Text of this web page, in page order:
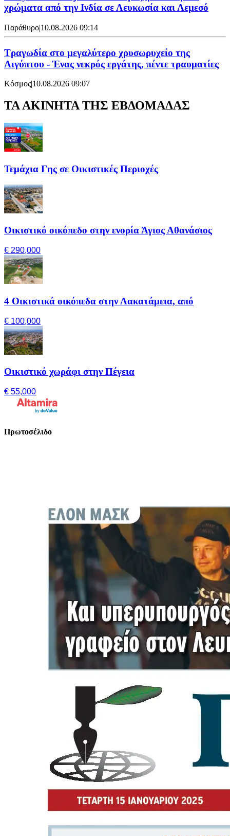
χρώματα από την Ινδία σε Λευκωσία και Λεμεσό
Παράθυρο|10.08.2026 09:14
Τραγωδία στο μεγαλύτερο χρυσωρυχείο της
Αιγύπτου - Ένας νεκρός εργάτης, πέντε τραυματίες
Κόσμος 10.08.2026 09:07
ΤΑ ΑΚΙΝΗΤΑ ΤΗΣ ΕΒΔΟΜΑΔΑΣ
Τεμάχια Γης σε Οικιστικές Περιοχές
Οικιστικό οικόπεδο στην ενορία Άγιος Αθανάσιος
€ 290,000
4 Οικιστικά οικόπεδα στην Λακατάμεια, από
€ 100,000
Οικιστικό χωράφι στην Πέγεια
€ 55,000
Πρωτοσέλιδο